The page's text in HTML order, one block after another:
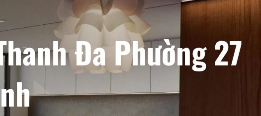
Đa Phường 27